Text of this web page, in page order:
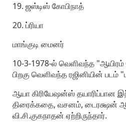
19. ஜஸ்டிஸ் கோபிநாத்
20. ப்ரியா
மாங்குடி மைனர்
10-3-1978-ல் வெளிவந்த
பிறகு வெளிவந்த ரஜினியின் படம்
ஆயா கிரியேஷன்ஸ் தயாரிப்பான
திரைக்கதை, வசனம், டைரக்ஷன்
வி.சி.குகநாதன் ஏற்றிருந்தார்.